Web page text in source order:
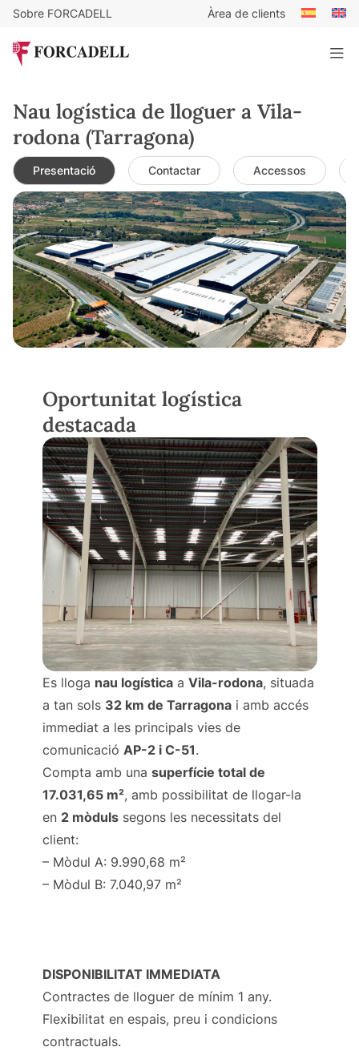
Sobre FORCADELL Àrea de clients
Nau logística de lloguer a Vila-
rodona (Tarragona)
Presentació Contactar Accessos
Oportunitat logística
destacada
Es lloga nau logísticaa Vila-rodona, situada
a tan sols 32 km de Tarragonai amb accés
immediat a les principals vies de
comunicació AP-2 i C-51.
Compta amb una superfície total de
17.031,65 m², amb possibilitat de llogar-la
en 2 mòdulssegons les necessitats del
client:
– Mòdul A: 9.990,68 m²
– Mòdul B: 7.040,97 m²
DISPONIBILITAT IMMEDIATA
Contractes de lloguer de mínim 1 any.
Flexibilitat en espais, preu i condicions
contractuals.